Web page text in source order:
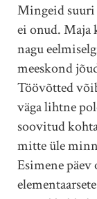
Mingeid suuri
ei onud. Maja
nagu
meeskond
Töövõtted
väga lihtne
soovitud
mitte üle
Esimene päev